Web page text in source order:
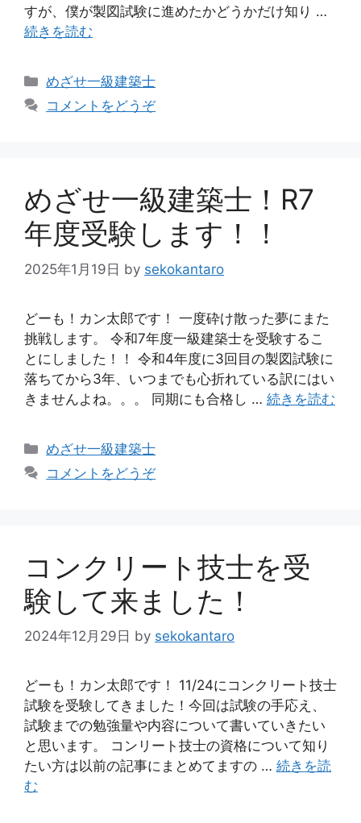
すが、僕が製図試験に進めたかどうかだけ知り …
続きを読む
カ
テ
めざせ一級建築士
コメントをどうぞ
めざせ一級建築士！R7
年度受験します！！
2025年1月19日 by sekokantaro
どーも！カン太郎です！ 一度砕け散った夢にまた
挑戦します。 令和7年度一級建築士を受験するこ
とにしました！！ 令和4年度に3回目の製図試験に
落ちてから3年、いつまでも心折れている訳にはい
きませんよね。。。 同期にも合格し … 続きを読む
カ
めざせ一級建築士
コメントをどうぞ
コンクリート技士を受
験して来ました！
2024年12月29日 by sekokantaro
どーも！カン太郎です！ 11/24にコンクリート技士
試験を受験してきました！今回は試験の手応え、
試験までの勉強量や内容について書いていきたい
と思います。 コンリート技士の資格について知り
たい方は以前の記事にまとめてますの … 続きを読
む